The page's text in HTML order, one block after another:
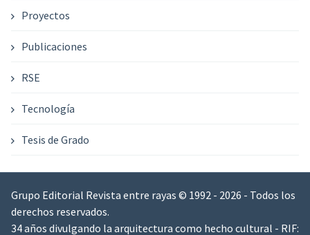
Proyectos
Publicaciones
RSE
Tecnología
Tesis de Grado
Grupo Editorial Revista entre rayas © 1992 - 2026 - Todos los
derechos reservados.
34 años divulgando la arquitectura como hecho cultural - RIF: